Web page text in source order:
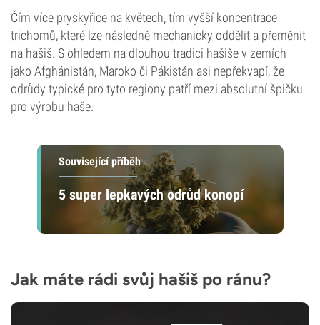
Čím více pryskyřice na květech, tím vyšší koncentrace
trichomů, které lze následně mechanicky oddělit a přeměnit
na hašiš. S ohledem na dlouhou tradici hašiše v zemích
jako Afghánistán, Maroko či Pákistán asi nepřekvapí, že
odrůdy typické pro tyto regiony patří mezi absolutní špičku
pro výrobu haše.
Související příběh
5 super lepkavých odrůd konopí
Jak máte rádi svůj hašiš po ránu?